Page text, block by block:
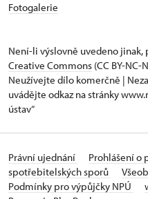
Fotogalerie
Není-li výslovně uvedeno
Creative Commons (CC BY-
Neužívejte dílo komerčně |
uvádějte odkaz na stránky
ústav“
Právní ujednání Prohlášení o
spotřebitelských sporů
Podmínky pro výpůjčky NPÚ